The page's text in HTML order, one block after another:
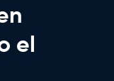
el